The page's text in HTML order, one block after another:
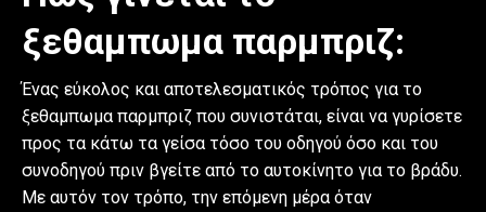
ξεθαμπωμα παρμπριζ:
Ένας εύκολος και αποτελεσματικός τρόπος για το
ξεθαμπωμα παρμπριζ που συνιστάται, είναι να γυρίσετε
προς τα κάτω τα γείσα τόσο του οδηγού όσο και του
συνοδηγού πριν βγείτε από το αυτοκίνητο για το βράδυ.
Με αυτόν τον τρόπο, την επόμενη μέρα όταν